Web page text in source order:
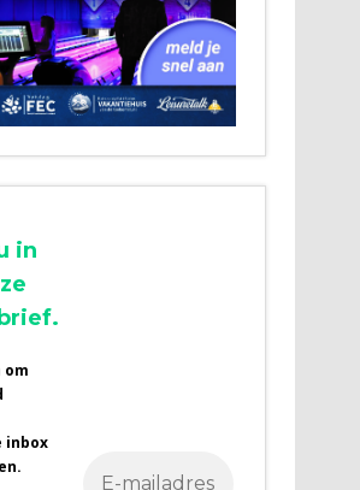
in
om
inbox